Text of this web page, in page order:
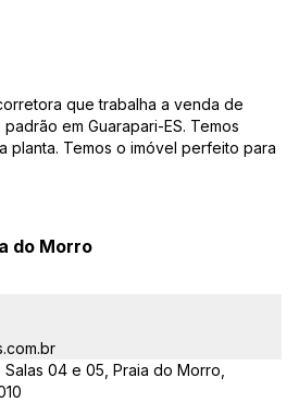
que trabalha a venda de
em Guarapari-ES. Temos
planta. Temos o imóvel perfeito para
do Morro
Salas 04 e 05, Praia do Morro,